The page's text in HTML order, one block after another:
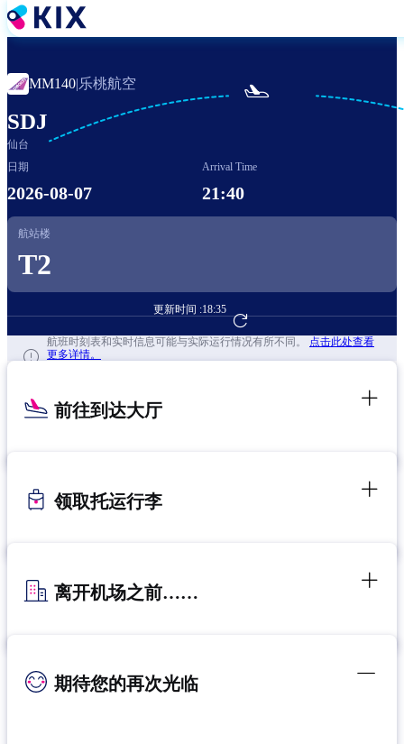
跳
转
主
要
容
MM140|乐桃航空
SDJ
仙台

日期
2026-08-07
Arrival Time
21:40
航站楼
T2
更新时间 :18:35
前往航班预订
航班时刻表和实时信息可能与实际运行情况有所不同。 点击此处查看
更多详情。
前往到达大厅
领取托运行李
离开机场之前……
期待您的再次光临